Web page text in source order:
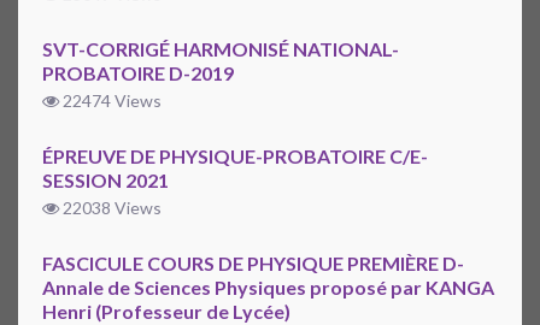
SVT-CORRIGÉ HARMONISÉ NATIONAL-
PROBATOIRE D-2019
22474 Views
ÉPREUVE DE PHYSIQUE-PROBATOIRE C/E-
SESSION 2021
22038 Views
FASCICULE COURS DE PHYSIQUE PREMIÈRE D-
Annale de Sciences Physiques proposé par KANGA
Henri (Professeur de Lycée)